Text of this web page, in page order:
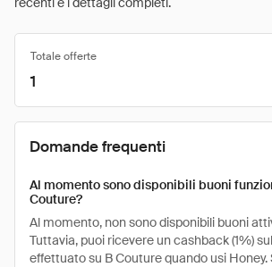
Totale offerte
1
Domande frequenti
Al momento sono disponibili buoni
Couture?
Al momento, non sono disponibili buoni
Tuttavia, puoi ricevere un cashback (1%)
effettuato su B Couture quando usi Honey.